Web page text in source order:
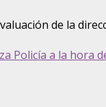
de la
Policía a la hora